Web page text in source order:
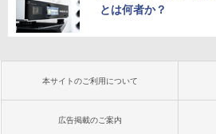
とは何者か？
本サイトのご利用について
広告掲載のご案内